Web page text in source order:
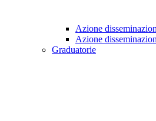
Azione
Azione
Graduatorie